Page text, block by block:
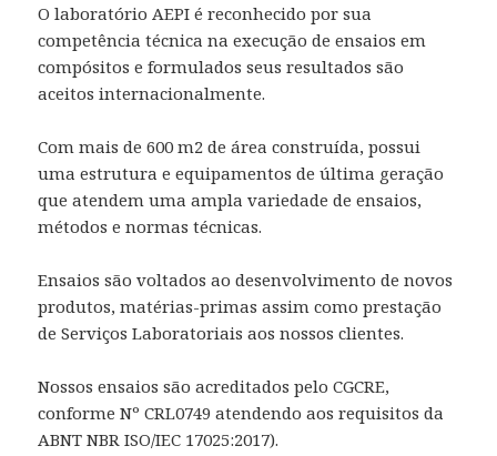
O laboratório AEPI é reconhecido por sua
competência técnica na execução de ensaios em
compósitos e formulados seus resultados são
aceitos internacionalmente.
Com mais de 600 m2 de área construída, possui
uma estrutura e equipamentos de última geração
que atendem uma ampla variedade de ensaios,
métodos e normas técnicas.
Ensaios são voltados ao desenvolvimento de novos
produtos, matérias-primas assim como prestação
de Serviços Laboratoriais aos nossos clientes.
Nossos ensaios são acreditados pelo CGCRE,
conforme Nº CRL0749 atendendo aos requisitos da
ABNT NBR ISO/IEC 17025:2017).